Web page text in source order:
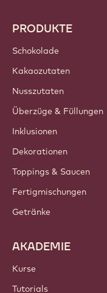
PRODUKTE
Schokolade
Kakaozutaten
Nusszutaten
Überzüge & Füllungen
Inklusionen
Dekorationen
Toppings & Saucen
Fertigmischungen
Getränke
AKADEMIE
Kurse
Tutorials